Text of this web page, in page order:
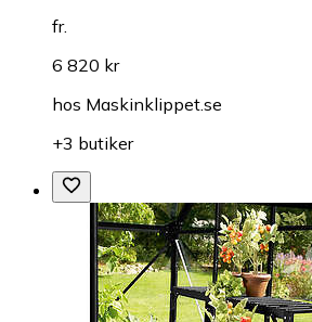
fr.
6 820 kr
hos Maskinklippet.se
+3 butiker